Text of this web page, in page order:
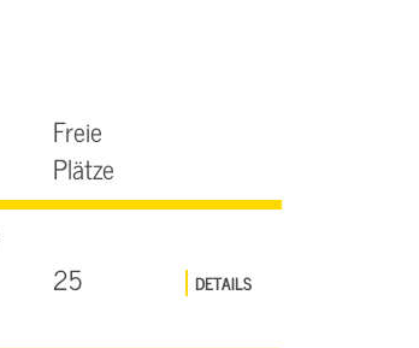
Freie
Plätze
25 DETAILS